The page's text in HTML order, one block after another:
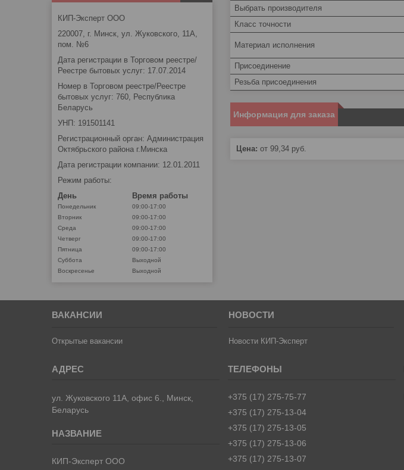
Выбрать производителя
Класс точности
Материал исполнения
Присоединение
Резьба присоединения
Информация для заказа
Цена: от 99,34 руб.
КИП-Эксперт ООО
220007, г. Минск, ул. Жуковского, 11А,
пом. №6
Дата регистрации в Торговом реестре/
Реестре бытовых услуг: 17.07.2014
Номер в Торговом реестре/Реестре
бытовых услуг: 760, Республика
Беларусь
УНП: 191501141
Регистрационный орган: Администрация
Октябрьского района г.Минска
Дата регистрации компании: 12.01.2011
Режим работы:
День
Время работы
Понедельник
09:00-17:00
Вторник
09:00-17:00
Среда
09:00-17:00
Четверг
09:00-17:00
Пятница
09:00-17:00
Суббота
Выходной
Воскресенье
Выходной
ВАКАНСИИ
Открытые вакансии
НОВОСТИ
Новости КИП-Эксперт
ул. Жуковского 11А, офис 6., Минск,
Беларусь
КИП-Эксперт ООО
+375 (17) 275-75-77
+375 (17) 275-13-04
+375 (17) 275-13-05
+375 (17) 275-13-06
+375 (17) 275-13-07